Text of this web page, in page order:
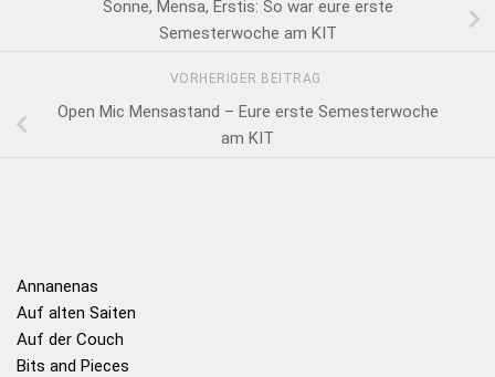
Sonne, Mensa, Erstis: So war eure erste
Semesterwoche am KIT
VORHERIGER BEITRAG
Open Mic Mensastand – Eure erste Semesterwoche
am KIT
Annanenas
Auf alten Saiten
Auf der Couch
Bits and Pieces